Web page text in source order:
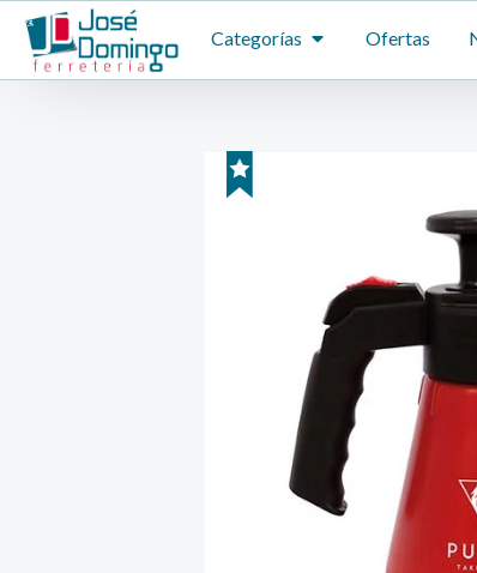
contenido
Categorías ABRIROfertas